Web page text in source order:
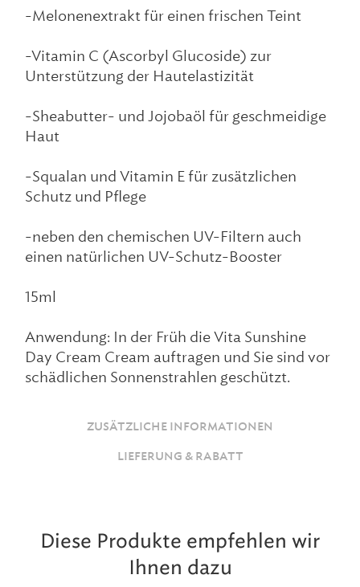
-Melonenextrakt für einen frischen Teint
-Vitamin C (Ascorbyl Glucoside) zur
Unterstützung der Hautelastizität
-Sheabutter- und Jojobaöl für geschmeidige
Haut
-Squalan und Vitamin E für zusätzlichen
Schutz und Pflege
-neben den chemischen UV-Filtern auch
einen natürlichen UV-Schutz-Booster
15ml
Anwendung: In der Früh die Vita Sunshine
Day Cream Cream auftragen und Sie sind vor
schädlichen Sonnenstrahlen geschützt.
ZUSÄTZLICHE INFORMATIONEN
LIEFERUNG & RABATT
Diese Produkte empfehlen wir
Ihnen dazu